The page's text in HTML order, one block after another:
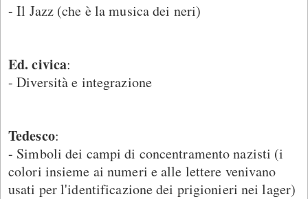
- Il Jazz (che è la musica dei neri)
Ed. civica:
- Diversità e integrazione
Tedesco:
- Simboli dei campi di concentramento nazisti (i
colori insieme ai numeri e alle lettere venivano
usati per l'identificazione dei prigionieri nei lager)